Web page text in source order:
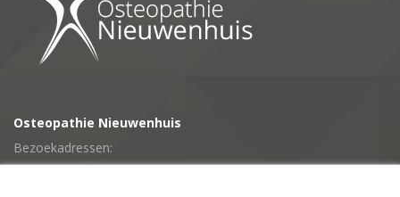
Osteopathie Nieuwenhuis
Bezoekadressen: